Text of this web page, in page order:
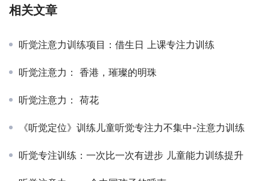
相关文章
听觉注意力训练项目：借生日 上课专注力训练
听觉注意力： 香港，璀璨的明珠
听觉注意力： 荷花
《听觉定位》训练儿童听觉专注力不集中-注意力训练
听觉专注训练：一次比一次有进步 儿童能力训练提升